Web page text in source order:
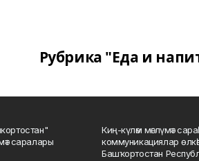
Рубрика "Еда и
саралары
Киң-күләм мәғлүмәт
коммуникациялар
Башҡортостан